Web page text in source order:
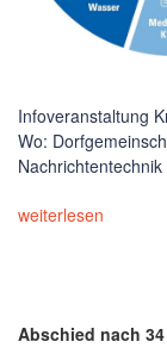
Infoveranstaltung
Wo:
weiterlesen
Abschied nach